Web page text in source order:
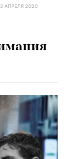
АПРЕЛЯ 2020